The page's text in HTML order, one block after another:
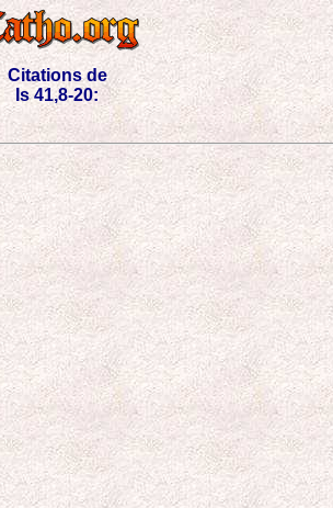
Citations de
Is 41,8-20: